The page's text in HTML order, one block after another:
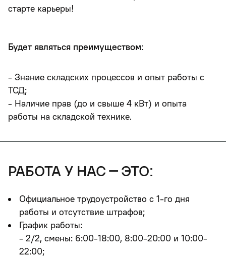
старте карьеры!
Будет являться преимуществом:
- Знание складских процессов и опыт работы с
ТСД;
- Наличие прав (до и свыше 4 кВт) и опыта
работы на складской технике.
работа у нас – это:
Официальное трудоустройство с 1-го дня
работы и отсутствие штрафов;
График работы:
- 2/2, смены: 6:00-18:00, 8:00-20:00 и 10:00-
22:00;